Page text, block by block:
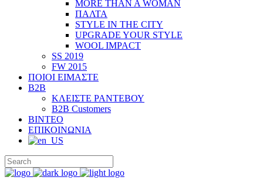
MORE THAN A WOMAN
ΠΑΛΤΑ
STYLE IN THE CITY
UPGRADE YOUR STYLE
WOOL IMPACT
SS 2019
FW 2015
ΠΟΙΟΙ ΕΙΜΑΣΤΕ
B2B
ΚΛΕΙΣΤΕ ΡΑΝΤΕΒΟΥ
B2B Customers
ΒΙΝΤΕΟ
ΕΠΙΚΟΙΝΩΝΙΑ